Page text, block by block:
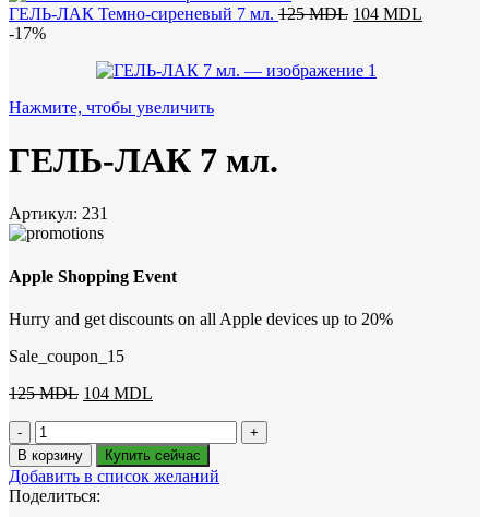
125 MDL.
ГЕЛЬ-ЛАК Темно-сиреневый 7 мл. 125MDL Первоначальная
125 MDL.
104 MDL
-17%
Нажмите, чтобы увеличить
ГЕЛЬ-ЛАК 7 мл.
Артикул: 231
Apple Shopping Event
Hurry and get discounts on all Apple devices up to 20%
Sale_coupon_15
125MDL Первоначальная
125 MDL.
104 MDL
Количество
товара
ГЕЛЬ-
ЛАК
7
В корзину Купить сейчас
Добавить в список желаний
Поделиться: